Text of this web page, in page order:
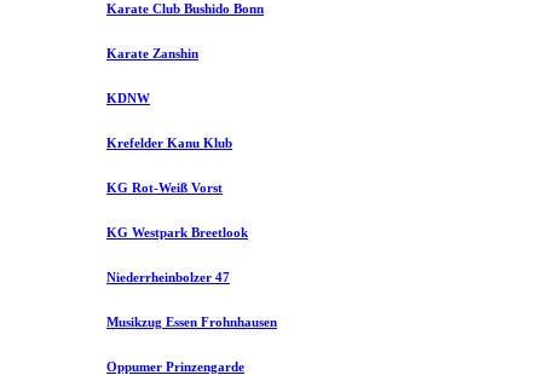
Karate Club Bushido Bonn
Karate Zanshin
KDNW
Krefelder Kanu Klub
KG Rot-Weiß Vorst
KG Westpark Breetlook
Niederrheinbolzer 47
Musikzug Essen Frohnhausen
Oppumer Prinzengarde